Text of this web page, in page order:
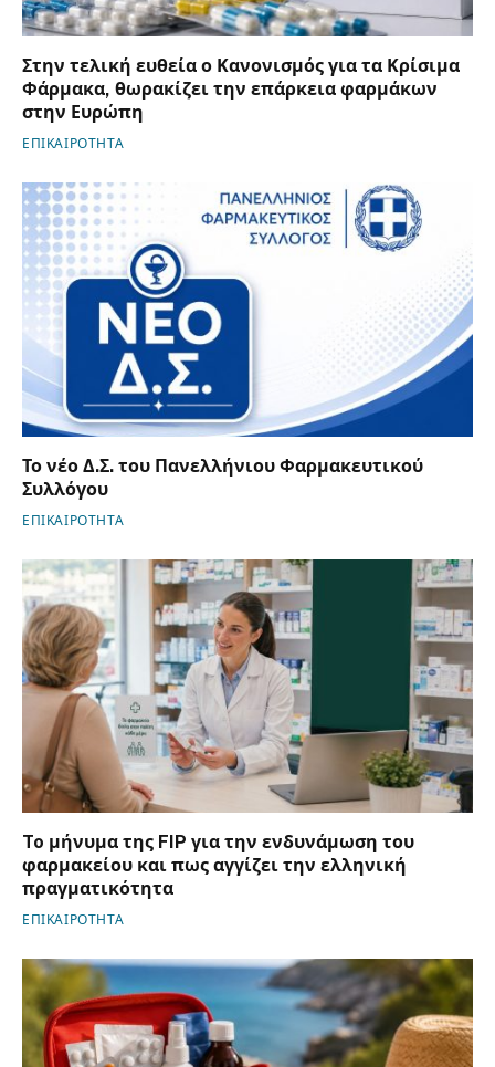
Στην τελική ευθεία ο Κανονισμός για τα Κρίσιμα
Φάρμακα, θωρακίζει την επάρκεια φαρμάκων
στην Ευρώπη
ΕΠΙΚΑΙΡΟΤΗΤΑ
Το νέο Δ.Σ. του Πανελλήνιου Φαρμακευτικού
Συλλόγου
ΕΠΙΚΑΙΡΟΤΗΤΑ
To μήνυμα της FIP για την ενδυνάμωση του
φαρμακείου και πως αγγίζει την ελληνική
πραγματικότητα
ΕΠΙΚΑΙΡΟΤΗΤΑ